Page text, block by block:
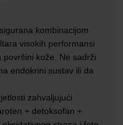
kombinacijom
visokih performansi
kože. Ne sadrži
endokrini sustav ili da
zahvaljujući
+ detoksofan +